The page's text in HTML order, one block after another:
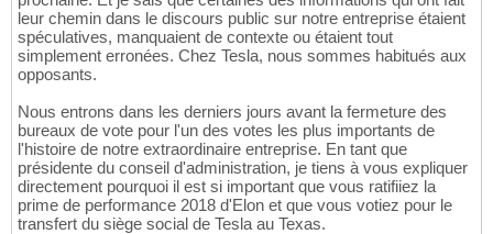
leur chemin dans le discours public sur notre entreprise étaient
spéculatives, manquaient de contexte ou étaient tout
simplement erronées. Chez Tesla, nous sommes habitués aux
opposants.
Nous entrons dans les derniers jours avant la fermeture des
bureaux de vote pour l'un des votes les plus importants de
l'histoire de notre extraordinaire entreprise. En tant que
présidente du conseil d'administration, je tiens à vous expliquer
directement pourquoi il est si important que vous ratifiiez la
prime de performance 2018 d'Elon et que vous votiez pour le
transfert du siège social de Tesla au Texas.